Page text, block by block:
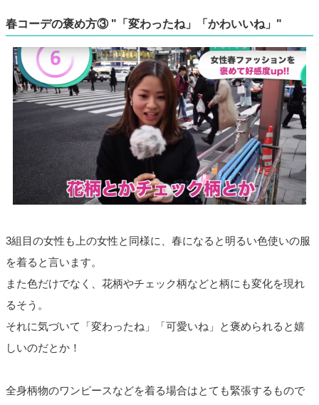
春コーデの褒め方③ "「変わったね」「かわいいね」"
3組目の女性も上の女性と同様に、春になると明るい色使いの服
を着ると言います。
また色だけでなく、花柄やチェック柄などと柄にも変化を現れ
るそう。
それに気づいて「変わったね」「可愛いね」と褒められると嬉
しいのだとか！
全身柄物のワンピースなどを着る場合はとても緊張するもので